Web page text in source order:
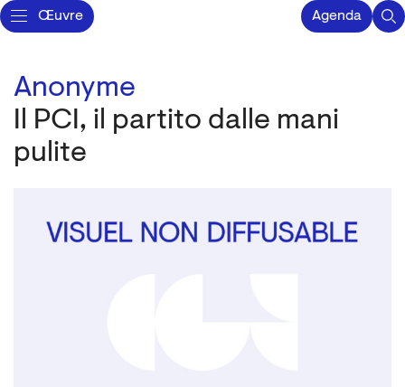
Œuvre Agenda
Anonyme
Il PCI, il partito dalle mani
pulite